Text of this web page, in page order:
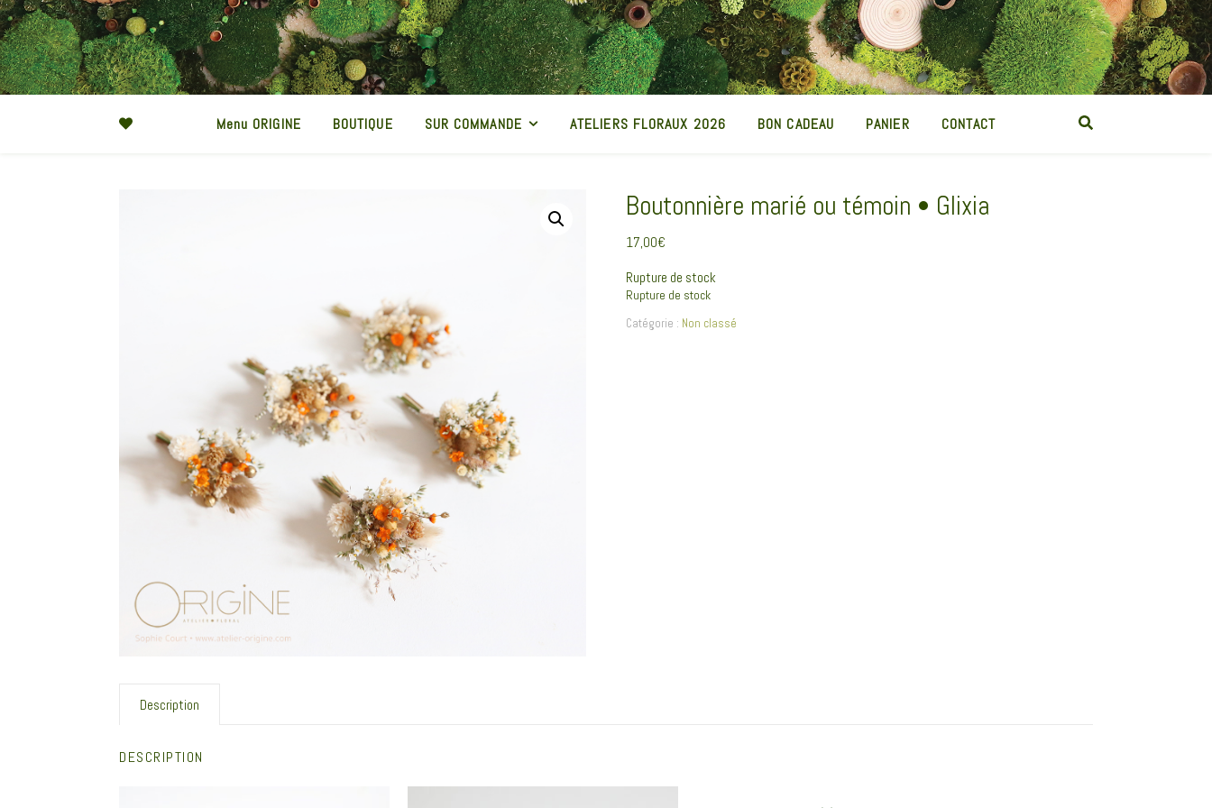
Menu ORIGINE BOUTIQUE SUR COMMANDE ATELIERS FLORAUX 2026 BON CADEAU PANIER CONTACT
Boutonnière marié ou témoin • Glixia
17,00€
Rupture de stock
Rupture de stock
Catégorie : Non classé
Description
DESCRIPTION